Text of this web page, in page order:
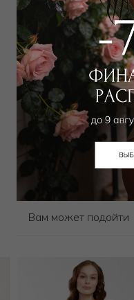
Бюстгальтер классический
мягкий
16 000₽ 9 900₽
Выбрать размер
Вам может подойти